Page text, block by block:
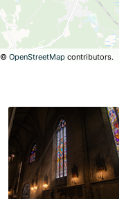
©OpenStreetMap contributors.